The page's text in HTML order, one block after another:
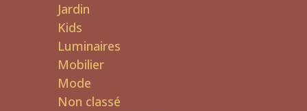
Jardin
Kids
Luminaires
Mobilier
Mode
Non classé